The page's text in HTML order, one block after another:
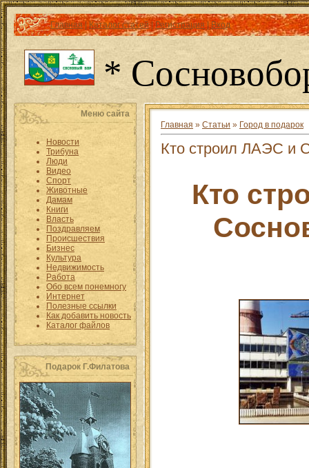
Главная|Каталог статей|Регистрация |Вход
*
Меню сайта
Новости
Трибуна
Люди
Видео
Спорт
Животные
Дамам
Книги
Власть
Поздравляем
Происшествия
Бизнес
Культура
Недвижимость
Работа
Обо всем понемногу
Интернет
Полезные ссылки
Как добавить новость
Каталог файлов
Подарок Г.Филатова
Главная » Статьи » Город в подарок
Кто строил ЛАЭС и
Кто